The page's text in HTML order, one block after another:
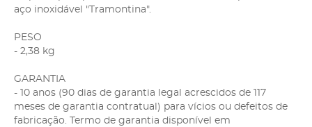
aço inoxidável "Tramontina".
PESO
- 2,38 kg
GARANTIA
- 10 anos (90 dias de garantia legal acrescidos de 117
meses de garantia contratual) para vícios ou defeitos de
fabricação. Termo de garantia disponível em